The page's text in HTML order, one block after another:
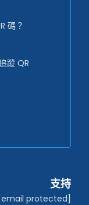
碼？
蹤 QR
支持
[email protected]